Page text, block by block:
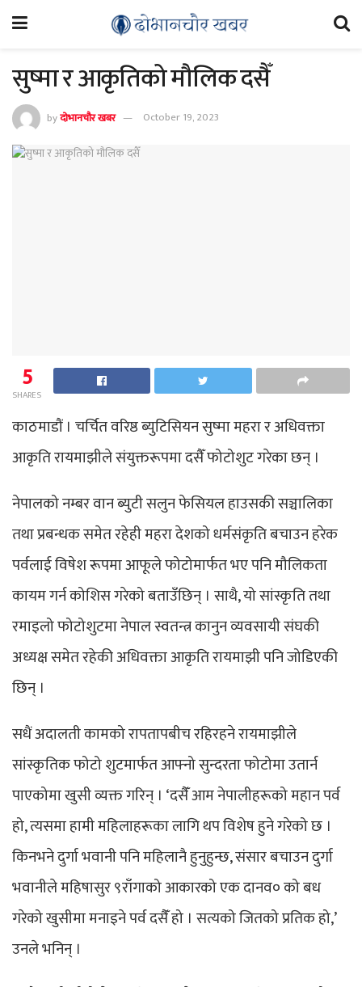
सुष्मा र आकृतिको मौलिक दसैँ
byदोभानचौर खबर October 19, 2023
5
SHARES
काठमाडौं । चर्चित वरिष्ठ ब्युटिसियन सुष्मा महरा र अधिवक्ता
आकृति रायमाझीले संयुक्तरूपमा दसैँ फोटोशुट गरेका छन् ।
नेपालको नम्बर वान ब्युटी सलुन फेसियल हाउसकी सञ्चालिका
तथा प्रबन्धक समेत रहेही महरा देशको धर्मसंकृति बचाउन हरेक
पर्वलाई विषेश रूपमा आफूले फोटोमार्फत भए पनि मौलिकता
कायम गर्न कोशिस गरेको बताउँछिन् । साथै, यो सांस्कृति तथा
रमाइलो फोटोशुटमा नेपाल स्वतन्त्र कानुन व्यवसायी संघकी
अध्यक्ष समेत रहेकी अधिवक्ता आकृति रायमाझी पनि जोडिएकी
छिन् ।
सधैं अदालती कामको रापतापबीच रहिरहने रायमाझीले
सांस्कृतिक फोटो शुटमार्फत आफ्नो सुन्दरता फोटोमा उतार्न
पाएकोमा खुसी व्यक्त गरिन् । ‘दसैँं आम नेपालीहरूको महान पर्व
हो, त्यसमा हामी महिलाहरूका लागि थप विशेष हुने गरेको छ ।
किनभने दुर्गा भवानी पनि महिलानै हुनुहुन्छ, संसार बचाउन दुर्गा
भवानीले महिषासुर ९राँगाको आकारको एक दानव० को बध
गरेको खुसीमा मनाइने पर्व दसैँं हो । सत्यको जितको प्रतिक हो,’
उनले भनिन् ।